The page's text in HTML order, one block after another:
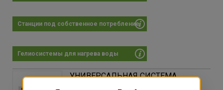
-
4275649 8434174 12592698
Станции под собственное потребление
Гелиосистемы для нагрева воды
УНИВЕРСАЛЬНАЯ СИСТЕМА